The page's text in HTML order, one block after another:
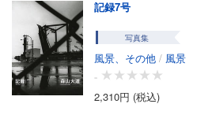
記録7号
写真集
風景、その他 / 風景
-
2,310円 (税込)